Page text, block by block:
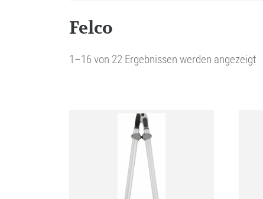
Felco
1–16 von 22 Ergebnissen werden angezeigt